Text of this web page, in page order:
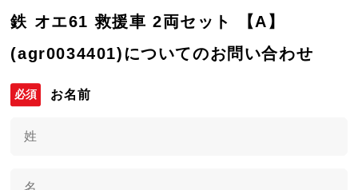
鉄 オエ61 救援車 2両セット 【A】
(agr0034401)についてのお問い合わせ
お名前